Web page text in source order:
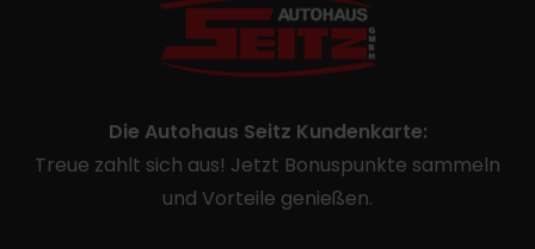
Die Autohaus Seitz Kundenkarte:
Treue zahlt sich aus! Jetzt Bonuspunkte sammeln
und Vorteile genießen.